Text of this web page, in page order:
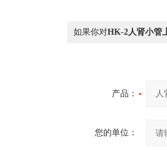
如果你对HK-2人肾小管
产品：
您的单位：